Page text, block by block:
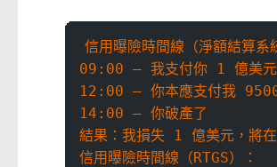
信用曝險時間線（淨額結算系
09:00 — 我支付你 1 億美元
12:00 — 你本應支付我
14:00 — 你破產了
結果：我損失 1 億美元，將在
信用曝險時間線（RTGS）：